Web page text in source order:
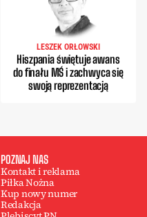
LESZEK ORŁOWSKI
Hiszpania świętuje awans
do finału MŚ i zachwyca się
swoją reprezentacją
POZNAJ NAS
Kontakt i reklama
Piłka Nożna
Kup nowy numer
Redakcja